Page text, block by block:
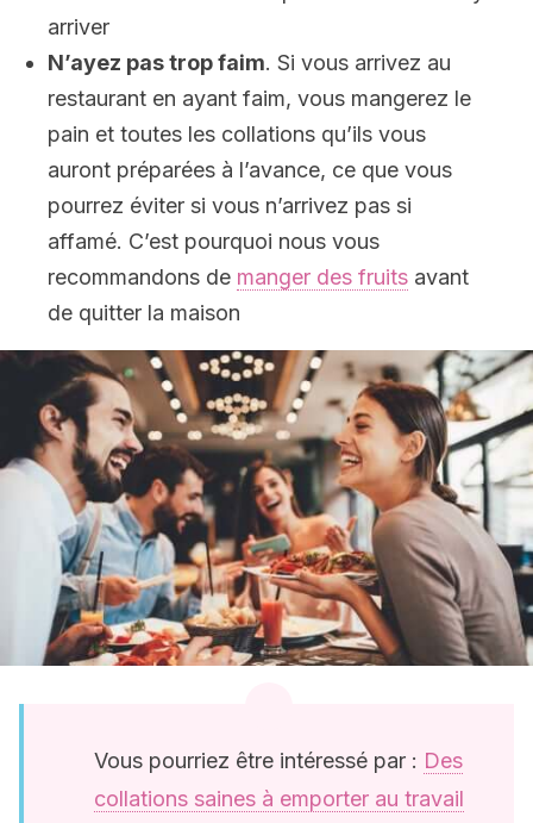
arriver
N’ayez pas trop faim. Si vous arrivez au
restaurant en ayant faim, vous mangerez le
pain et toutes les collations qu’ils vous
auront préparées à l’avance, ce que vous
pourrez éviter si vous n’arrivez pas si
affamé. C’est pourquoi nous vous
recommandons de manger des fruits avant
de quitter la maison
Vous pourriez être intéressé par : Des
collations saines à emporter au travail